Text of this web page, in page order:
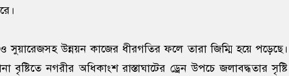
উন্নয়ন কাজের ধীরগতির ফলে তারা জিম্মি হয়ে পড়েছে।
নগরীর অধিকাংশ রাস্তাঘাটের ড্রেন উপচে জলাবদ্ধতার সৃষ্টি